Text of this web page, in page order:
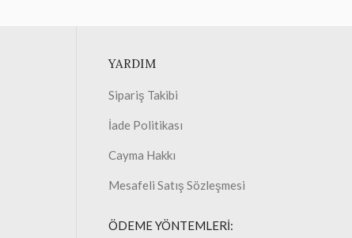
YARDIM
Sipariş Takibi
İade Politikası
Cayma Hakkı
Mesafeli Satış Sözleşmesi
ÖDEME YÖNTEMLERİ: